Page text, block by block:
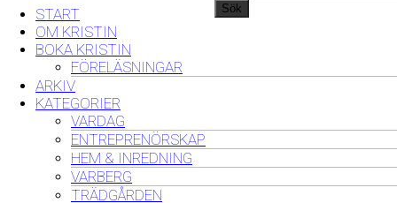
START
OM KRISTIN
BOKA KRISTIN
FÖRELÄSNINGAR
ARKIV
KATEGORIER
VARDAG
ENTREPRENÖRSKAP
HEM & INREDNING
VARBERG
TRÄDGÅRDEN
Sök